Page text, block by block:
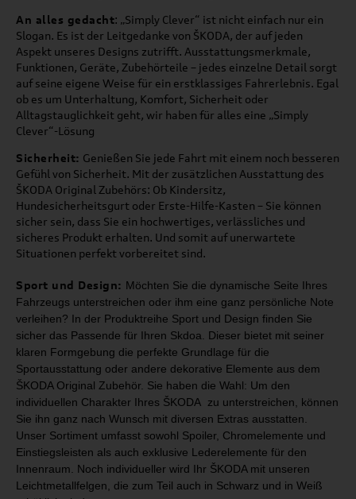
An alles gedacht: „Simply Clever“ ist nicht einfach nur ein
Slogan. Es ist der Leitgedanke von ŠKODA, der auf jeden
Aspekt unseres Designs zutrifft. Ausstattungsmerkmale,
Funktionen, Geräte, Zubehörteile – jedes einzelne Detail sorgt
auf seine eigene Weise für ein erstklassiges Fahrerlebnis. Egal
ob es um Unterhaltung, Komfort, Sicherheit oder
Alltagstauglichkeit geht, wir haben für alles eine „Simply
Clever“-Lösung
Sicherheit: Genießen Sie jede Fahrt mit einem noch besseren
Gefühl von Sicherheit. Mit der zusätzlichen Ausstattung des
ŠKODA Original Zubehörs: Ob Kindersitz,
Hundesicherheitsgurt oder Erste-Hilfe-Kasten – Sie können
sicher sein, dass Sie ein hochwertiges, verlässliches und
sicheres Produkt erhalten. Und somit auf unerwartete
Situationen perfekt vorbereitet sind.
Sport und Design: Möchten Sie die dynamische Seite Ihres
Fahrzeugs unterstreichen oder ihm eine ganz persönliche Note
verleihen? In der Produktreihe Sport und Design finden Sie
sicher das Passende für Ihren Skdoa. Dieser bietet mit seiner
klaren Formgebung die perfekte Grundlage für die
Sportausstattung oder andere dekorative Elemente aus dem
ŠKODA Original Zubehör. Sie haben die Wahl: Um den
individuellen Charakter Ihres ŠKODA zu unterstreichen, können
Sie ihn ganz nach Wunsch mit diversen Extras ausstatten.
Unser Sortiment umfasst sowohl Spoiler, Chromelemente und
Einstiegsleisten als auch exklusive Lederelemente für den
Innenraum. Noch individueller wird Ihr ŠKODA mit unseren
Leichtmetallfelgen, die zum Teil auch in Schwarz und in Weiß